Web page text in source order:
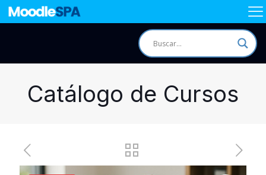
Catálogo de Cursos